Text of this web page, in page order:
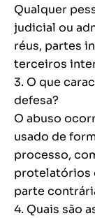
Qualquer
judicial ou
réus, partes
terceiros
3. O que
defesa?
O abuso
usado de
processo,
protelatórios
parte
4. Quais são